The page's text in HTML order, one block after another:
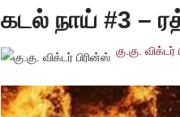
கடல் நாய் #3 –
கு.கு. விக்டர்